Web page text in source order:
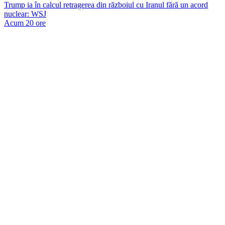
Trump ia în calcul retragerea din războiul cu Iranul fără un acord
nuclear: WSJ
Acum 20 ore